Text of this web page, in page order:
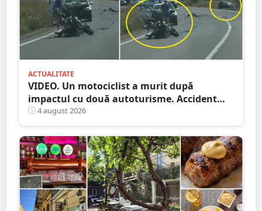
ACTUALITATE
VIDEO. Un motociclist a murit după
impactul cu două autoturisme. Accident
cumplit în județul vecin
4 august 2026